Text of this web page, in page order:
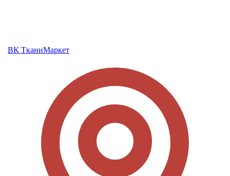
ВК ТканиМаркет